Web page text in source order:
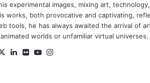
experimental images, mixing art,
works, both provocative and captivating,
tools, he has always awaited the arrival of
worlds or unfamiliar virtual universes.
X
Lin Fli Yo